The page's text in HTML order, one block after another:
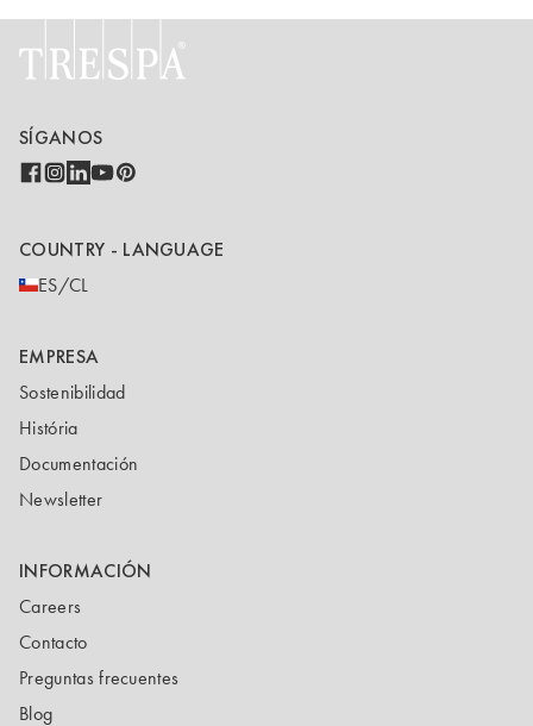
SÍGANOS
COUNTRY - LANGUAGE
ES/CL
EMPRESA
Sostenibilidad
História
Documentación
Newsletter
INFORMACIÓN
Careers
Contacto
Preguntas frecuentes
Blog